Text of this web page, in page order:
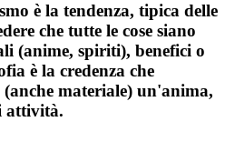
è la tendenza, tipica delle
che tutte le cose siano
(anime, spiriti), benefici o
è la credenza che
(anche materiale) un'anima,
attività.